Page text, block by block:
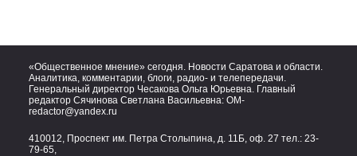
«Общественное мнение» сегодня. Новости Саратова и области.
Аналитика, комментарии, блоги, радио- и телепередачи.
Генеральный директор Чесакова Ольга Юрьевна. Главный
редактор Сячинова Светлана Васильевна: OM-
redactor@yandex.ru
410012, Проспект им. Петра Столыпина, д. 11Б, оф. 27 тел.: 23-
79-65,